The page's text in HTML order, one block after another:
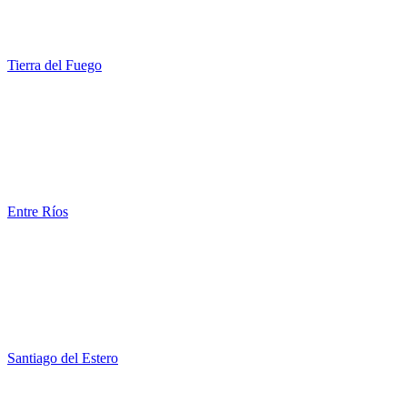
Tierra del Fuego
Entre Ríos
Santiago del Estero